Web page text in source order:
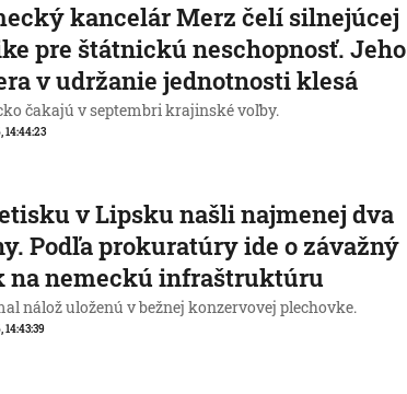
kancelár Merz čelí silnejúcej
pre štátnickú neschopnosť. Jeho
v udržanie jednotnosti klesá
čakajú v septembri krajinské voľby.
14:44:23
v Lipsku našli najmenej dva
Podľa prokuratúry ide o závažný
na nemeckú infraštruktúru
nálož uloženú v bežnej konzervovej plechovke.
14:43:39